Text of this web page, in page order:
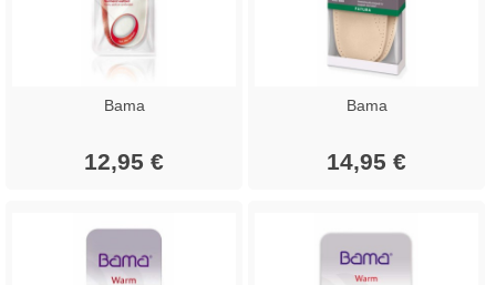
Bama
12,95 €
Bama
14,95 €